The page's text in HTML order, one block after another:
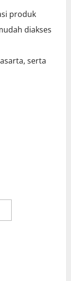
produk
diakses
serta